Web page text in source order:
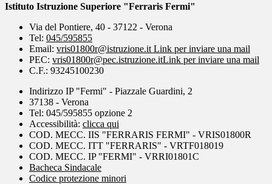
Istituto Istruzione Superiore "Ferraris Fermi"
Via del Pontiere, 40 - 37122 - Verona
Tel: 045/595855
Email: vris01800r@istruzione.it Link per inviare una mail
PEC: vris01800r@pec.istruzione.itLink per inviare una mail
C.F.: 93245100230
Indirizzo IP "Fermi" - Piazzale Guardini, 2
37138 - Verona
Tel: 045/595855 opzione 2
Accessibilità: clicca qui
COD. MECC. IIS "FERRARIS FERMI" - VRIS01800R
COD. MECC. ITT "FERRARIS" - VRTF018019
COD. MECC. IP "FERMI" - VRRI01801C
Bacheca Sindacale
Codice protezione minori